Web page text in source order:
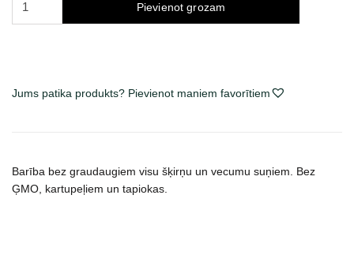
daudzums
Pievienot grozam
Jums patika produkts? Pievienot maniem favorītiem
Barība bez graudaugiem visu šķirņu un vecumu suņiem. Bez
ĢMO, kartupeļiem un tapiokas.